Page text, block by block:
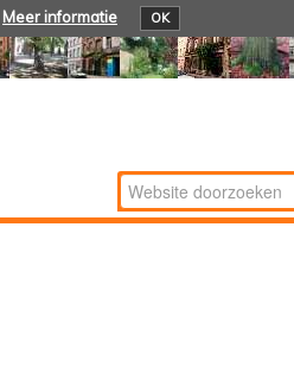
Meer informatie OK
Zoek
Geavanceerd